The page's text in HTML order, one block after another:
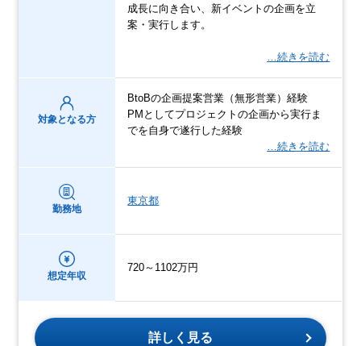
成長に向き合い、新イベントの企画を立
案・実行します。
…続きを読む
対象となる方
BtoBの企画提案営業（無形営業）経験
PMとしてプロジェクトの企画から実行ま
でを自身で遂行した経験
…続きを読む
勤務地
東京都
想定年収
720～1102万円
詳しく見る